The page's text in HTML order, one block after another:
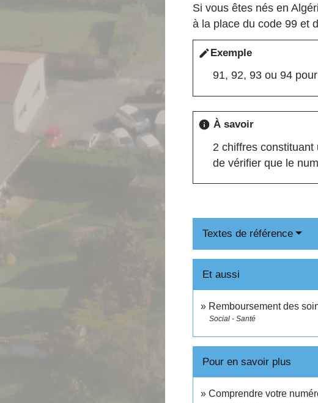
Si vous êtes nés en
à la place du code 99 et
editExemple
91, 92, 93 ou 94
info À savoir
2 chiffres
de vérifier que le
Textes de référence
Et aussi
Remboursement des
Social - Santé
Pour en savoir plus
Comprendre votre